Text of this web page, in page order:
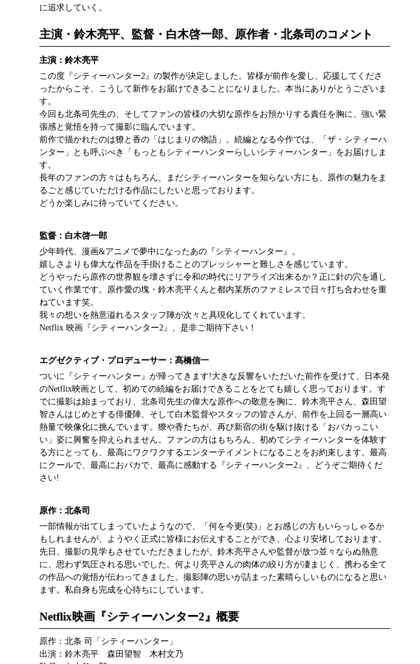
に追求していく。
主演・鈴木亮平、監督・白木啓一郎、原作者・北条司のコメント
主演：鈴木亮平
この度『シティーハンター2』の製作が決定しました。皆様が前作を愛し、応援してくださ
ったからこそ、こうして新作をお届けできることになりました。本当にありがとうございま
す。
今回も北条司先生の、そしてファンの皆様の大切な原作をお預かりする責任を胸に、強い緊
張感と覚悟を持って撮影に臨んでいます。
前作で描かれたのは獠と香の「はじまりの物語」。続編となる今作では、「ザ・シティーハ
ンター」とも呼ぶべき「もっともシティーハンターらしいシティーハンター」をお届けしま
す。
長年のファンの方々はもちろん、まだシティーハンターを知らない方にも、原作の魅力をま
るごと感じていただける作品にしたいと思っております。
どうか楽しみに待っていてください。
監督：白木啓一郎
少年時代、漫画&アニメで夢中になったあの『シティーハンター』。
嬉しさよりも偉大な作品を手掛けることのプレッシャーと難しさを感じています。
どうやったら原作の世界観を壊さずに令和の時代にリアライズ出来るか？正に針の穴を通し
ていく作業です。原作愛の塊・鈴木亮平くんと都内某所のファミレスで日々打ち合わせを重
ねています笑。
我々の想いを熱意溢れるスタッフ陣が次々と具現化してくれています。
Netflix 映画『シティーハンター2』、是非ご期待下さい！
エグゼクティブ・プロデューサー：髙橋信一
ついに『シティーハンター』が帰ってきます!大きな反響をいただいた前作を受けて、日本発
のNetflix映画として、初めての続編をお届けできることをとても嬉しく思っております。す
でに撮影は始まっており、北条司先生の偉大な原作への敬意を胸に、鈴木亮平さん、森田望
智さんはじめとする俳優陣、そして白木監督やスタッフの皆さんが、前作を上回る一層高い
熱量で映像化に挑んでいます。獠や香たちが、再び新宿の街を駆け抜ける「おバカっこい
い」姿に興奮を抑えられません。ファンの方はもちろん、初めてシティーハンターを体験す
る方にとっても、最高にワクワクするエンターテイメントになることをお約束します。最高
にクールで、最高におバカで、最高に感動する『シティーハンター2』、どうぞご期待くだ
さい!
原作：北条司
一部情報が出てしまっていたようなので、「何を今更(笑)」とお感じの方もいらっしゃるか
もしれませんが、ようやく正式に皆様にお伝えすることができ、心より安堵しております。
先日、撮影の見学もさせていただきましたが、鈴木亮平さんや監督が放つ並々ならぬ熱意
に、思わず気圧される思いでした。何より亮平さんの肉体の絞り方が凄まじく、携わる全て
の作品への覚悟が伝わってきました。撮影陣の思いが詰まった素晴らしいものになると思い
ます。私自身も完成を心待ちにしています。
Netflix映画『シティーハンター2』概要
原作：北条 司「シティーハンター」
出演：鈴木亮平 森田望智 木村文乃